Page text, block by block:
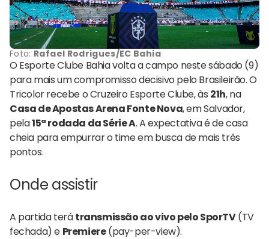
Foto: Rafael Rodrigues/EC Bahia
O Esporte Clube Bahiavolta a campo neste sábado (9)
para mais um compromisso decisivo pelo Brasileirão. O
Tricolor recebe oCruzeiro Esporte Clube, às 21h, na
Casa de Apostas Arena Fonte Nova, em Salvador,
pela15ª rodada da Série A. A expectativa é de casa
cheia para empurrar o time em busca de mais três
pontos.
Onde assistir
A partida terátransmissão ao vivo pelo SporTV(TV
fechada) e Premiere(pay-per-view).